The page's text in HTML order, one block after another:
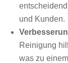
und Kunden.
Reinigung
was zu